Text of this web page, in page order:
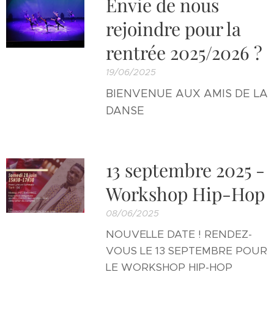
rejoindre pour la
rentrée 2025/2026 ?
19/06/2025
BIENVENUE AUX AMIS DE LA
DANSE
13 septembre 2025 -
Workshop Hip-Hop
08/06/2025
NOUVELLE DATE ! RENDEZ-
VOUS LE 13 SEPTEMBRE POUR
LE WORKSHOP HIP-HOP